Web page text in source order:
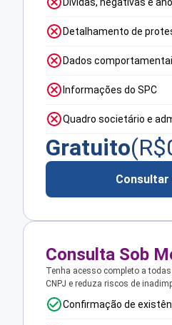
Dívidas, negativas e
Detalhamento de
Dados
Informações do SPC
Quadro societário e
Gratuito(R$
Consulta Sob
Tenha acesso completo a
CNPJ e reduza riscos de
Confirmação de